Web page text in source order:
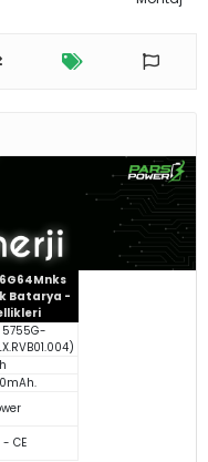
Batarya -
- CE